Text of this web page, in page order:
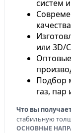
систем
или 3D/
Подбор
газ, пар
Что вы
стабильную
ОСНОВНЫЕ